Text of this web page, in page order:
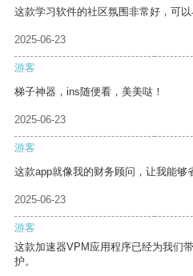
这款学习软件的社区氛围非常好，可以
2025-06-23
游客
梯子神器，ins随便看，美美哒！
2025-06-23
游客
这款app就像我的财务顾问，让我能够
2025-06-23
游客
这款加速器VPM应用程序已经为我们
护。